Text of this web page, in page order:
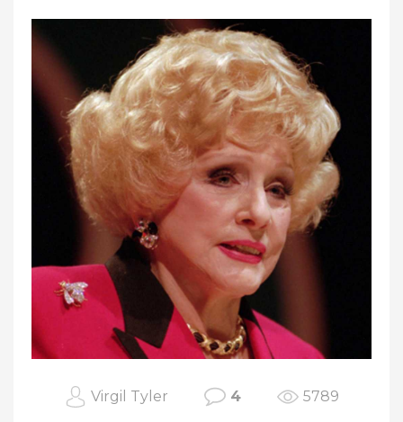
Virgil Tyler 4 5789